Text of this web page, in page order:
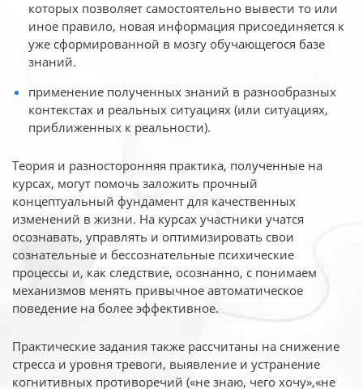
которых позволяет самостоятельно вывести то или
иное правило, новая информация присоединяется к
уже сформированной в мозгу обучающегося базе
знаний.
применение полученных знаний в разнообразных
контекстах и реальных ситуациях (или ситуациях,
приближенных к реальности).
Теория и разносторонняя практика, полученные на
курсах, могут помочь заложить прочный
концептуальный фундамент для качественных
изменений в жизни. На курсах участники учатся
осознавать, управлять и оптимизировать свои
сознательные и бессознательные психические
процессы и, как следствие, осознанно, с понимаем
механизмов менять привычное автоматическое
поведение на более эффективное.
Практические задания также рассчитаны на снижение
стресса и уровня тревоги, выявление и устранение
когнитивных противоречий («не знаю, чего хочу»,«не